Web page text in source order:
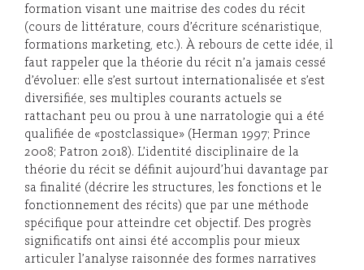
formation visant une maitrise des codes du récit
(cours de littérature, cours d’écriture scénaristique,
formations marketing, etc.). À rebours de cette idée, il
faut rappeler que la théorie du récit n’a jamais cessé
d’évoluer: elle s’est surtout internationalisée et s’est
diversifiée, ses multiples courants actuels se
rattachant peu ou prou à une narratologie qui a été
qualifiée de «postclassique» (Herman 1997; Prince
2008; Patron 2018). L’identité disciplinaire de la
théorie du récit se définit aujourd’hui davantage par
sa finalité (décrire les structures, les fonctions et le
fonctionnement des récits) que par une méthode
spécifique pour atteindre cet objectif. Des progrès
significatifs ont ainsi été accomplis pour mieux
articuler l’analyse raisonnée des formes narratives